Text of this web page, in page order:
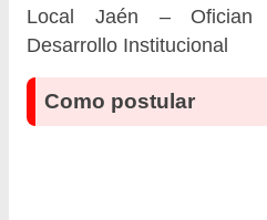
Local Jaén – Ofician
Desarrollo Institucional
Como postular